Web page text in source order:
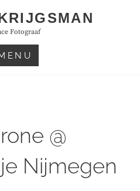
Fotograaf
@
Nijmegen